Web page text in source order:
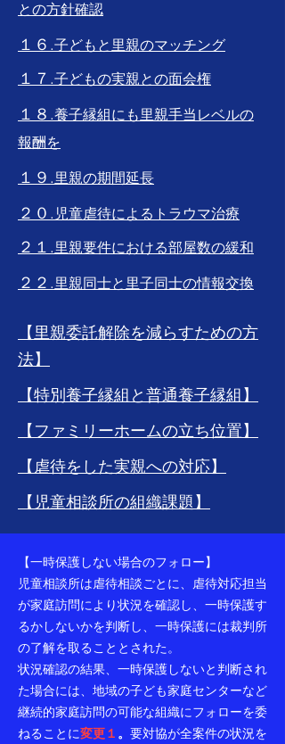
との方針確認
１６.子どもと里親のマッチング
１７.子どもの実親との面会権
１８.養子縁組にも里親手当レベルの
報酬を
１９.里親の期間延長
２０. 児童虐待によるトラウマ治療
２１.里親要件における部屋数の緩和
２２.里親同士と里子同士の情報交換
【里親委託解除を減らすための方
法】
【特別養子縁組と普通養子縁組】
【ファミリーホームの立ち位置】
【虐待をした実親への対応】
【児童相談所の組織課題】
【一時保護しない場合のフォロー】
児童相談所は虐待相談ごとに、虐待対応担当
が家庭訪問により状況を確認し、一時保護す
るかしないかを判断し、一時保護には裁判所
の了解を取ることとされた。
状況確認の結果、一時保護しないと判断され
た場合には、地域の子ども家庭センターなど
継続的家庭訪問の可能な組織にフォローを委
ねることに変更１ 。 要対協が全案件の状況を